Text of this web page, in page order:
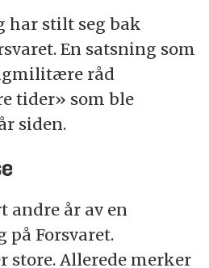
har stilt seg bak
En satsning som
råd
tider» som ble
siden.
andre år av en
Forsvaret.
store. Allerede merker